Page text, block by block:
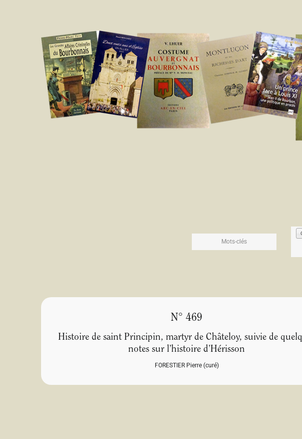
N° 469
Histoire de saint Principin, martyr de Châteloy, suivie de
notes sur l’histoire d’Hérisson
FORESTIER Pierre (curé)